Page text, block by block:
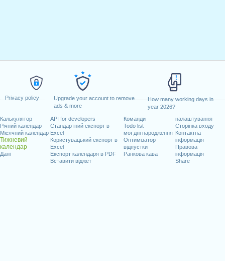
Privacy policy
Upgrade your account to remove
ads & more
How many working days in
year 2026?
Калькулятор
Річний календар
Місячний календар
Тижневий
календар
Дані
API for developers
Стандартний експорт в
Excel
Користувацький експорт в
Excel
Експорт календаря в PDF
Вставити віджет
Команди
Todo list
мої дні народження
Оптимізатор
відпустки
Ранкова кава
налаштування
Сторінка входу
Контактна
інформація
Правова
інформація
Share